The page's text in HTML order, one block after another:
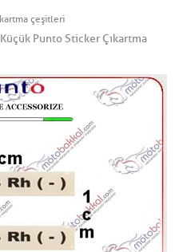
çeşitleri
Punto Sticker Çıkartma